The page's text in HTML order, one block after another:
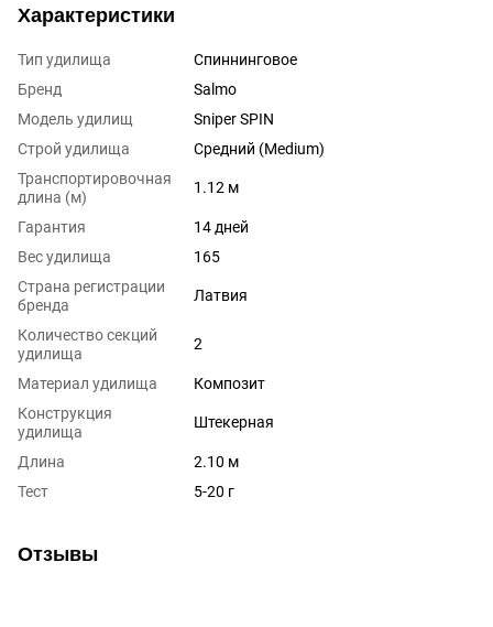
Характеристики
Тип удилища
Спиннинговое
Бренд
Salmo
Модель удилищ
Sniper SPIN
Строй удилища
Средний (Medium)
Транспортировочная
длина (м)
1.12 м
Гарантия
14 дней
Вес удилища
165
Страна регистрации
бренда
Латвия
Количество секций
удилища
2
Материал удилища
Композит
Конструкция
удилища
Штекерная
Длина
2.10 м
Тест
5-20 г
Отзывы